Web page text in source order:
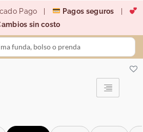
Pago | Pagos seguros
sin costo